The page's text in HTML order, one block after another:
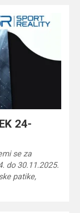
24-
se za
do 30.11.2025.
patike,